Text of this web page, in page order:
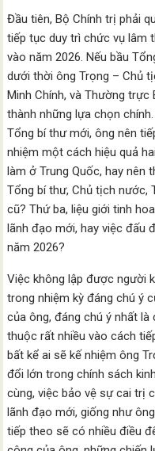
Đầu tiên, Bộ Chính trị phải
tiếp tục duy trì chức vụ lâm
vào năm 2026. Nếu bầu
dưới thời ông Trọng – Chủ
Minh Chính, và Thường
thành những lựa chọn
Tổng bí thư mới, ông nên
nhiệm một cách hiệu quả
làm ở Trung Quốc, hay nên
Tổng bí thư, Chủ tịch nước,
cũ? Thứ ba, liệu giới tinh
lãnh đạo mới, hay việc đấu
năm 2026?
Việc không lập được người
trong nhiệm kỳ đáng chú ý
của ông, đáng chú ý nhất
thuộc rất nhiều vào cách
bất kể ai sẽ kế nhiệm ông
đổi lớn trong chính sách
cùng, việc bảo vệ sự cai trị
lãnh đạo mới, giống như
tiếp theo sẽ có nhiều điều